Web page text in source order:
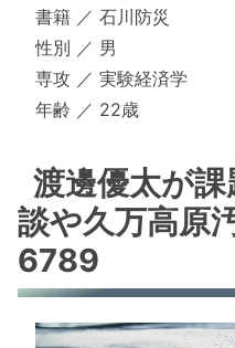
書籍 ／ 石川防災
性別 ／ 男
専攻 ／ 実験経済学
年齢 ／ 22歳
渡邊優太が
談や久万高原
6789